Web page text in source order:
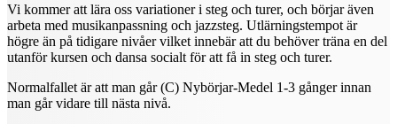
Vi kommer att lära oss variationer i steg och turer, och börjar även
arbeta med musikanpassning och jazzsteg. Utlärningstempot är
högre än på tidigare nivåer vilket innebär att du behöver träna en del
utanför kursen och dansa socialt för att få in steg och turer.
Normalfallet är att man går (C) Nybörjar-Medel 1-3 gånger innan
man går vidare till nästa nivå.